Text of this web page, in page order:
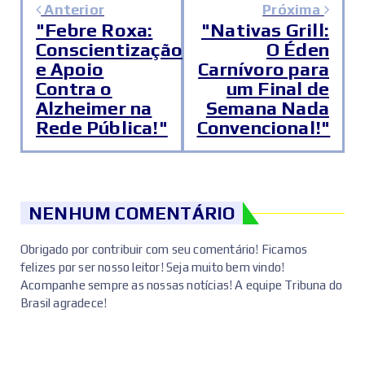
Anterior
"Febre Roxa:
Conscientização
e Apoio
Contra o
Alzheimer na
Rede Pública!"
Próxima
"Nativas Grill:
O Éden
Carnívoro para
um Final de
Semana Nada
Convencional!"
NENHUM COMENTÁRIO
Obrigado por contribuir com seu comentário! Ficamos
felizes por ser nosso leitor! Seja muito bem vindo!
Acompanhe sempre as nossas notícias! A equipe Tribuna do
Brasil agradece!